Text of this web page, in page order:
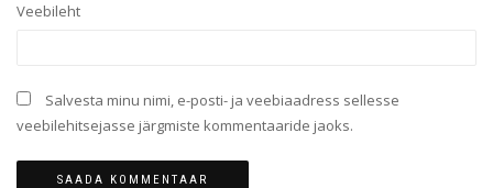
Veebileht
Salvesta minu nimi, e-posti- ja veebiaadress sellesse
veebilehitsejasse järgmiste kommentaaride jaoks.